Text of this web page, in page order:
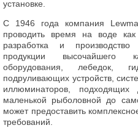
установке.
С 1946 года компания
проводить время на воде
разработка и
продукции высочайшего
оборудования, лебедок,
подруливающих устройств,
иллюминаторов,
маленькой рыболовной до
может предоставить
требований.